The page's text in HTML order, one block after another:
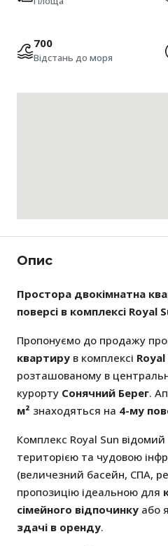
700
Відстань до моря
Опис
Простора двокімнатна
поверсі в комплексі Royal
Пропонуємо до продажу
квартиру в комплексі Royal
розташованому в
курорту Сонячний Берег.
м² знаходяться на 4-му
Комплекс Royal Sun
територією та чудовою
(величезний басейн, СПА,
пропозицію ідеальною для
сімейного відпочинку або
здачі в оренду.